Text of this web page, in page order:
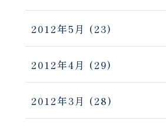
2012年5月 (23)
2012年4月 (29)
2012年3月 (28)